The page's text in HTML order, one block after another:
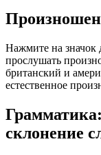
Нажмите на значок
прослушать
британский и
естественное
склонение